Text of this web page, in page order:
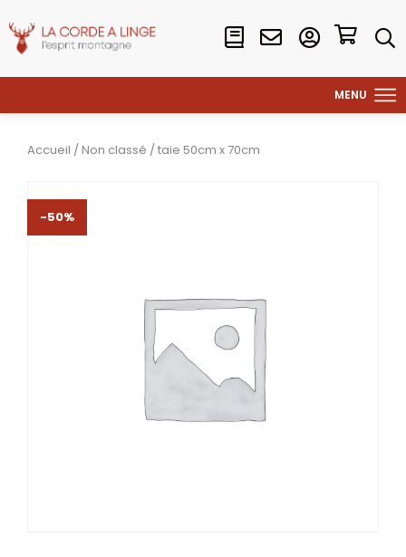
Accueil / Non classé / taie 50cm x 70cm
-50%